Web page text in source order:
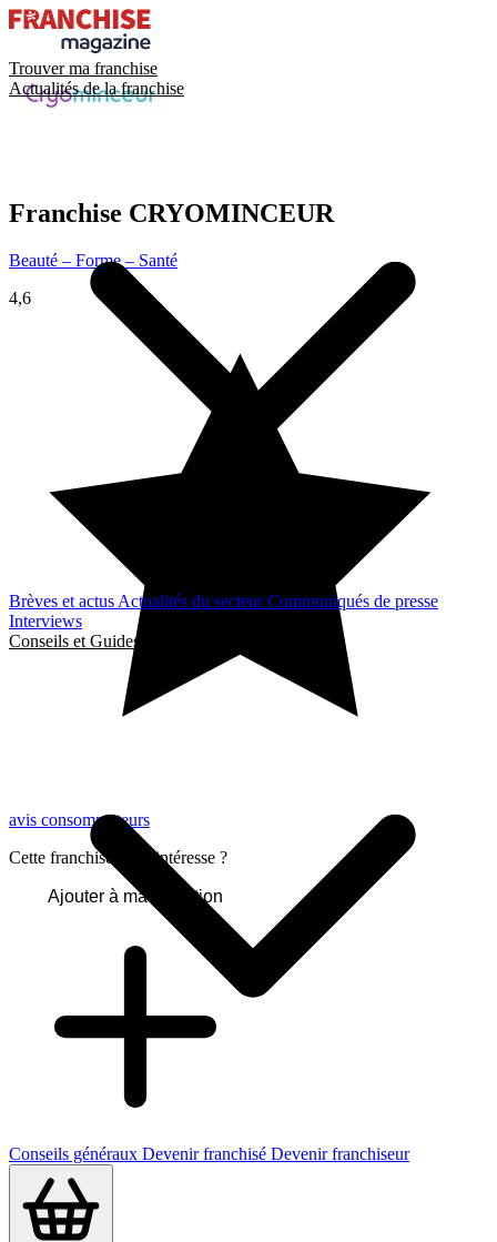
Trouver ma franchise
Actualités de la franchise
Brèves et actus Actualités du secteurCommuniqués de presse
Interviews
Conseils et Guides
Conseils généraux Devenir franchisé Devenir franchiseur
Franchise CRYOMINCEUR
Beauté – Forme – Santé
4,6
avis consommateurs
Cette franchise vous intéresse ?
Ajouter à ma sélection